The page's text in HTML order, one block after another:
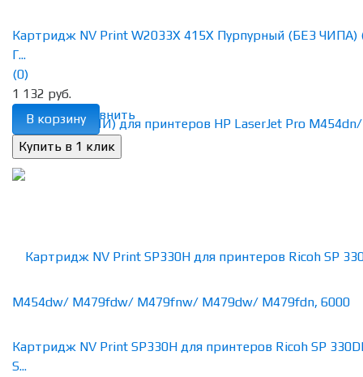
избранное сравнить
Картридж NV Print W2033X 415X Пурпурный (БЕЗ ЧИПА)
Г...
(0)
1 132 руб.
В корзину
Картридж NV Print SP330H для принтеров Ricoh SP
S...